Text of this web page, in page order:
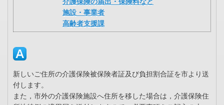
介護保険の届出・保険料など
施設・事業者
高齢者支援課
新しいご住所の介護保険被保険者証及び負担割合証を市より送
付します。
また，市外の介護保険施設へ住所を移した場合は，介護保険住